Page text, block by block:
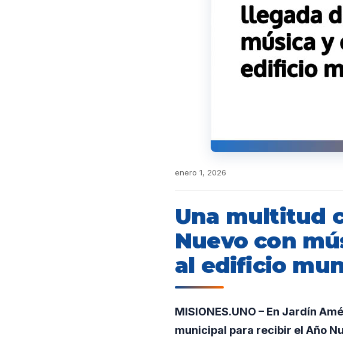
enero 1, 2026
Una multitud
Nuevo con
al edificio
MISIONES.UNO – En Jardín
municipal para recibir el Año